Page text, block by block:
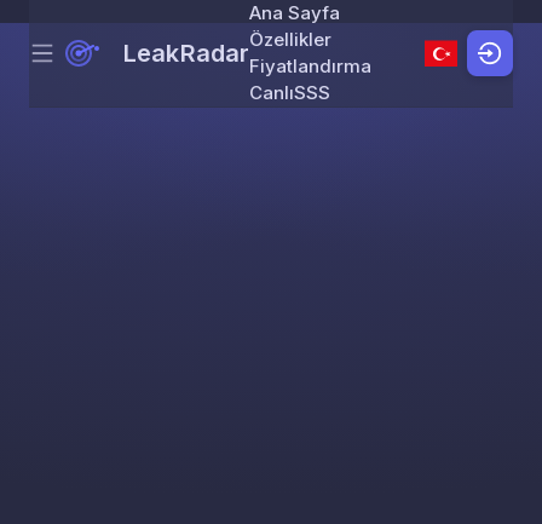
Skip to content
Menu LeakRadar
Ana Sayfa
Özellikler
Fiyatlandırma
CanlıSSS